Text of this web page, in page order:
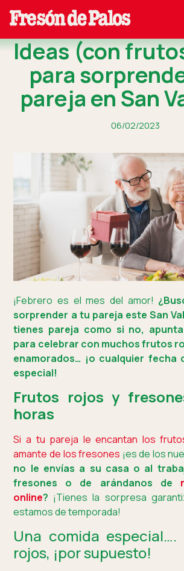
Ideas (con
para
pareja en San
06/02/2023
¡Febrero es el mes del amor!
sorprender a tu pareja este San
tienes pareja como si no,
para celebrar con muchos frutos
enamorados… ¡o cualquier fecha
especial!
Frutos rojos y
horas
Si a tu pareja le encantan los
amante de los fresones ¡es de los
no le envías a su casa o al
fresones o de arándanos de
online? ¡Tienes la sorpresa
estamos de temporada!
Una comida
rojos, ¡por supuesto!